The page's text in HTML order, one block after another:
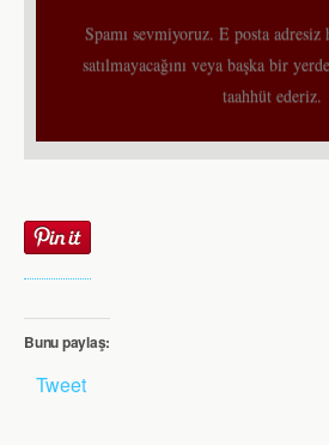
Spamı sevmiyoruz. E posta
satılmayacağını veya başka bir
taahhüt ederiz.
Bunu paylaş:
Tweet